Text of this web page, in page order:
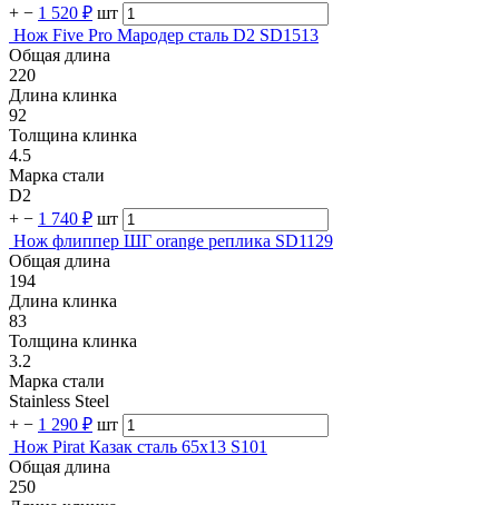
+ − 1 520 ₽ шт
Нож Five Pro Мародер сталь D2 SD1513
Общая длина
220
Длина клинка
92
Толщина клинка
4.5
Марка стали
D2
+ − 1 740 ₽ шт
Нож флиппер ШГ orange реплика SD1129
Общая длина
194
Длина клинка
83
Толщина клинка
3.2
Марка стали
Stainless Steel
+ − 1 290 ₽ шт
Нож Pirat Казак сталь 65х13 S101
Общая длина
250